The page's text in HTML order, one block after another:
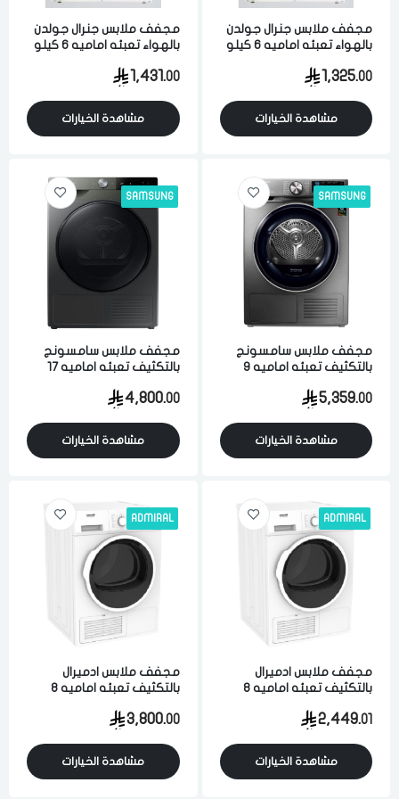
مجفف ملابس جنرال جولدن
بالهواء تعبئه اماميه 6 كيلو
1,325.00
مشاهدة الخيارات
مجفف ملابس جنرال جولدن
بالهواء تعبئه اماميه 6 كيلو
1,431.00
مشاهدة الخيارات
SAMSUNG
مجفف ملابس سامسونج
بالتكثيف تعبئه اماميه 9
5,359.00
مشاهدة الخيارات
SAMSUNG
مجفف ملابس سامسونج
بالتكثيف تعبئه اماميه 17
4,800.00
مشاهدة الخيارات
ADMIRAL
مجفف ملابس ادميرال
بالتكثيف تعبئه اماميه 8
للرطوبه ابيض
2,449.01
مشاهدة الخيارات
ADMIRAL
مجفف ملابس ادميرال
بالتكثيف تعبئه اماميه 8
للرطوبه ابيض
3,800.00
مشاهدة الخيارات